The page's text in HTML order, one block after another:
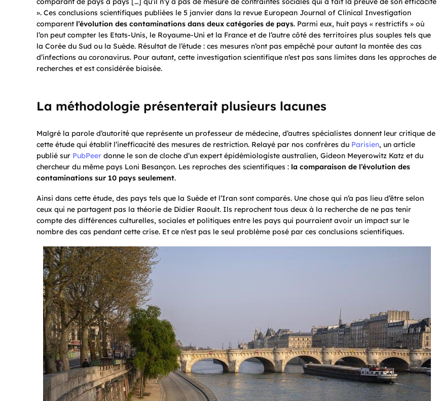
». Ces conclusions scientifiques publiées le 5 janvier dans la revue European Journal of Clinical Investigation
comparent l’évolution des contaminations dans deux catégories de pays. Parmi eux, huit pays « restrictifs » où
l’on peut compter les Etats-Unis, le Royaume-Uni et la France et de l’autre côté des territoires plus souples tels que
la Corée du Sud ou la Suède. Résultat de l’étude : ces mesures n’ont pas empêché pour autant la montée des cas
d’infections au coronavirus. Pour autant, cette investigation scientifique n’est pas sans limites dans les approches de
recherches et est considérée biaisée.
La méthodologie présenterait plusieurs lacunes
Malgré la parole d’autorité que représente un professeur de médecine, d’autres spécialistes donnent leur critique de
cette étude qui établit l’inefficacité des mesures de restriction. Relayé par nos confrères du Parisien, un article
publié sur PubPeer donne le son de cloche d’un expert épidémiologiste australien, Gideon Meyerowitz Katz et du
chercheur du même pays Loni Besançon. Les reproches des scientifiques : la comparaison de l’évolution des
contaminations sur 10 pays seulement.
Ainsi dans cette étude, des pays tels que la Suède et l’Iran sont comparés. Une chose qui n’a pas lieu d’être selon
ceux qui ne partagent pas la théorie de Didier Raoult. Ils reprochent tous deux à la recherche de ne pas tenir
compte des différences culturelles, sociales et politiques entre les pays qui pourraient avoir un impact sur le
nombre des cas pendant cette crise. Et ce n’est pas le seul problème posé par ces conclusions scientifiques.